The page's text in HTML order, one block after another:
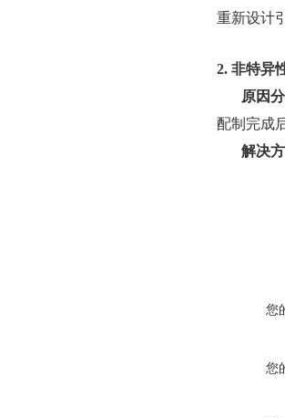
重新设计
2. 非特异
原因
配制完成
解决
您
您